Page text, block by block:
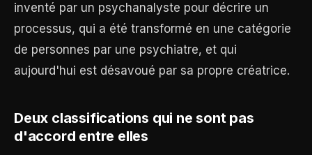
inventé par un psychanalyste pour décrire un
processus, qui a été transformé en une catégorie
de personnes par une psychiatre, et qui
aujourd'hui est désavoué par sa propre créatrice.
Deux classifications qui ne sont pas
d'accord entre elles